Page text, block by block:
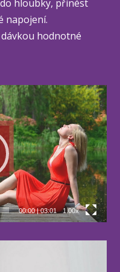
hloubky, přinést
napojení.
hodnotné
00:00|03:01 1.00x